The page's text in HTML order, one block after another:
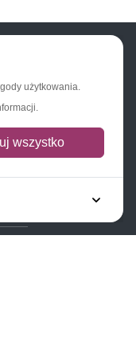
newslettera
użytkowania.
wszystko